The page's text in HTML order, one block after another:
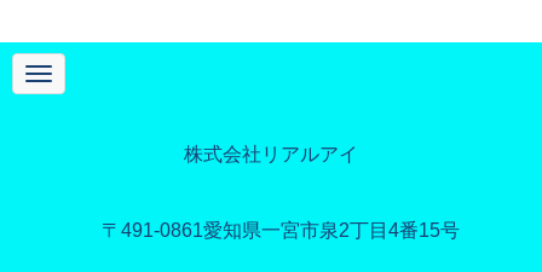
N
a
株式会社リアルアイ
〒491-0861愛知県一宮市泉2丁目4番15号